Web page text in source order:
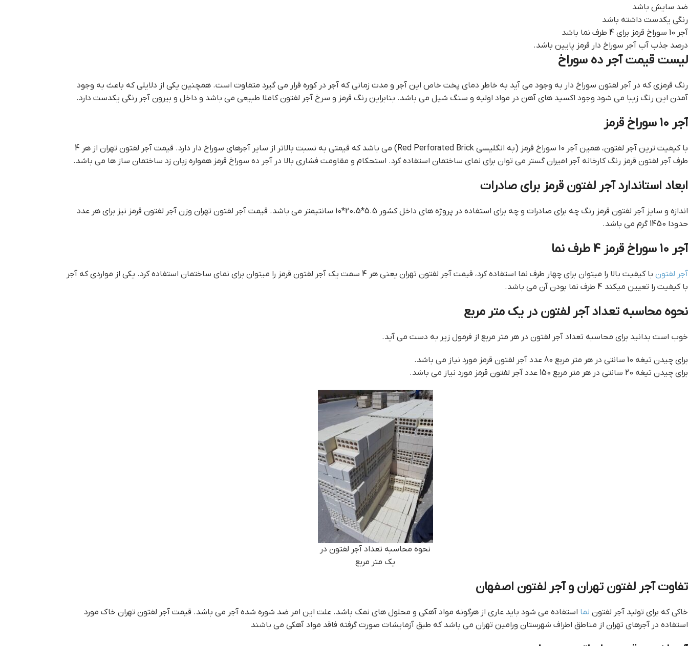
ضد سایش باشد
رنگی یکدست داشته باشد
آجر 10 سوراخ قرمز برای 4 طرف نما باشد
درصد جذب آب آجر سوراخ دار قرمز پایین باشد.
ليست قيمت آجر ده سوراخ
رنگ قرمزی که در آجر لفتون سوراخ دار به وجود می آید به خاطر دمای پخت خاص این آجر و مدت زمانی که آجر در کوره قرار می گیرد متفاوت است. همچنین یکی از دلایلی که باعث به وجود
آمدن این رنگ زیبا می شود وجود اکسید های آهن در مواد اولیه و سنگ شیل می باشد. بنابراین رنگ قرمز و سرخ آجر لفتون کاملا طبیعی می باشد و داخل و بیرون آجر رنگی یکدست دارد.
آجر 10 سوراخ قرمز
با کیفیت ترین آجر لفتون، همین آجر 10 سوراخ قرمز (به انگلیسی Red Perforated Brick) می باشد که قیمتی به نسبت بالاتر از سایر آجرهای سوراخ دار دارد. قيمت آجر لفتون تهران از هر 4
طرف آجر لفتون قرمز رنگ کارخانه آجر امیران گستر می توان برای نمای ساختمان استفاده کرد. استحکام و مقاومت فشاری بالا در آجر ده سوراخ قرمز همواره زبان زد ساختمان ساز ها می باشد.
ابعاد استاندارد آجر لفتون قرمز برای صادرات
اندازه و سایز آجر لفتون قرمز رنگ چه برای صادرات و چه برای استفاده در پروژه های داخل کشور 5.5*20.5*10 سانتیمتر می باشد. قيمت آجر لفتون تهران وزن آجر لفتون قرمز نیز برای هر عدد
حدودا 1450 گرم می باشد.
آجر 10 سوراخ قرمز 4 طرف نما
آجر لفتون
با کیفیت بالا را میتوان برای چهار طرف نما استفاده کرد، قيمت آجر لفتون تهران یعنی هر 4 سمت یک آجر لفتون قرمز را میتوان برای نمای ساختمان استفاده کرد. یکی از مواردی که آجر
با کیفیت را تعیین میکند 4 طرف نما بودن آن می باشد.
نحوه محاسبه تعداد آجر لفتون در یک متر مربع
خوب است بدانید برای محاسبه تعداد آجر لفتون در هر متر مربع از فرمول زیر به دست می آید.
برای چیدن تیغه 10 سانتی در هر متر مربع 80 عدد آجر لفتون قرمز مورد نیاز می باشد.
برای چیدن تیغه 20 سانتی در هر متر مربع 150 عدد آجر لفتون قرمز مورد نیاز می باشد.
نحوه محاسبه تعداد آجر لفتون در
یک متر مربع
تفاوت آجر لفتون تهران و آجر لفتون اصفهان
خاکی که برای تولید آجر لفتون نما استفاده می شود باید عاری از هرگونه مواد آهکی و محلول های نمک باشد. علت این امر ضد شوره شده آجر می باشد. قيمت آجر لفتون تهران خاک مورد
استفاده در آجرهای تهران از مناطق اطراف شهرستان ورامین تهران می باشد که طبق آزمایشات صورت گرفته فاقد مواد آهکی می باشند